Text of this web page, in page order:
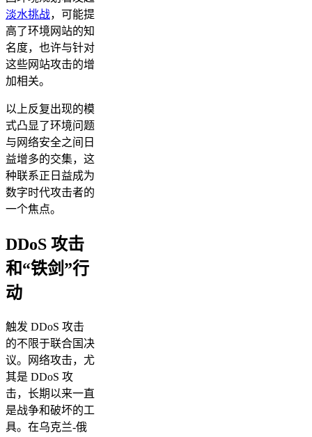
淡水挑战，可能提
高了环境网站的知
名度，也许与针对
这些网站攻击的增
加相关​​​​。
以上反复出现的模
式凸显了环境问题
与网络安全之间日
益增多的交集，这
种联系正日益成为
数字时代攻击者的
一个焦点。
DDoS 攻击
和“铁剑”行
动
触发 DDoS 攻击
的不限于联合国决
议。网络攻击，尤
其是 DDoS 攻
击，长期以来一直
是战争和破坏的工
具。在乌克兰-俄